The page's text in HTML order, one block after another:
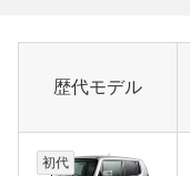
歴代モデル
初代